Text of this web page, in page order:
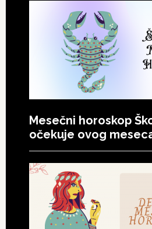
Mesečni horoskop
očekuje ovog